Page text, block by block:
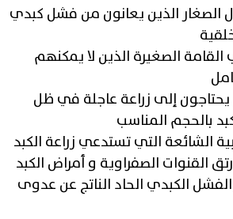
الصغار الذين يعانون من فشل كبدي
القامة الصغيرة الذين لا يمكنهم
إلى زراعة عاجلة في ظل
بالحجم المناسب
الشائعة التي تستدعي زراعة الكبد
القنوات الصفراوية و أمراض الكبد
الكبدي الحاد الناتج عن عدوى